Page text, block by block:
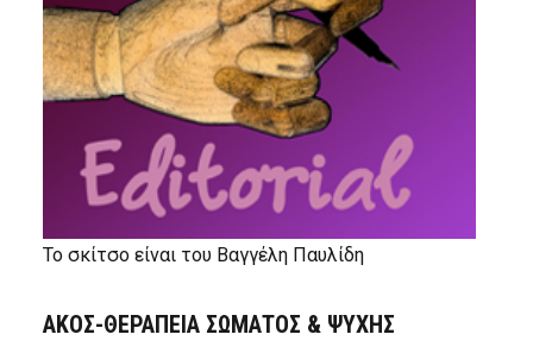
Το σκίτσο είναι του Βαγγέλη Παυλίδη
ΑΚΟΣ-ΘΕΡΑΠΕΙΑ ΣΩΜΑΤΟΣ & ΨΥΧΗΣ